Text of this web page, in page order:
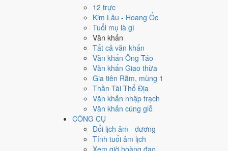
12 trực
Kim Lâu - Hoang Ốc
Tuổi mụ là gì
Văn khấn
Tất cả văn khấn
Văn khấn Ông Táo
Văn khấn Giao thừa
Gia tiên Rằm, mùng 1
Thần Tài Thổ Địa
Văn khấn nhập trạch
Văn khấn cúng giỗ
CÔNG CỤ
Đổi lịch âm - dương
Tính tuổi âm lịch
Xem giờ hoàng đạo
Cách tính ngày tốt
Khai trương - mở cửa hàng
Rất tốt
Khai trương - mở cửa hàng hôm nay ở
Cách tính ngày tốt
Ký hợp đồng - giao ước
Trung bình
Ký hợp đồng - giao ước hôm nay ở
Cách tính ngày tốt
🏗️ Động thổ - khởi công
Rất tốt
Động thổ - khởi công hôm nay ở